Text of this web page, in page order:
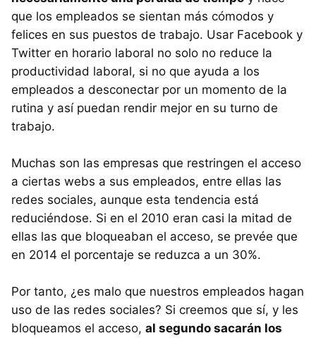
que los empleados se sientan más cómodos y
felices en sus puestos de trabajo. Usar Facebook y
Twitter en horario laboral no solo no reduce la
productividad laboral, si no que ayuda a los
empleados a desconectar por un momento de la
rutina y así puedan rendir mejor en su turno de
trabajo.
Muchas son las empresas que restringen el acceso
a ciertas webs a sus empleados, entre ellas las
redes sociales, aunque esta tendencia está
reduciéndose. Si en el 2010 eran casi la mitad de
ellas las que bloqueaban el acceso, se prevée que
en 2014 el porcentaje se reduzca a un 30%.
Por tanto, ¿es malo que nuestros empleados hagan
uso de las redes sociales? Si creemos que sí, y les
bloqueamos el acceso, al segundo sacarán los